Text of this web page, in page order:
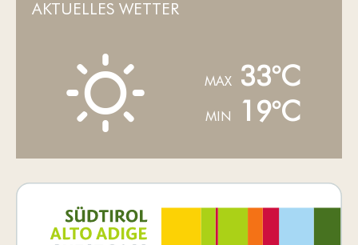
AKTUELLES WETTER
B MAX 33°C
MIN 19°C